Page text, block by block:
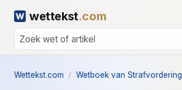
wettekst.com
Wettekst.com Wetboek van Strafvordering